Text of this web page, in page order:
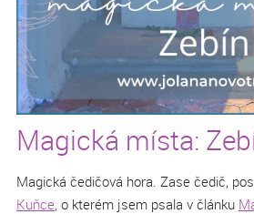
Magická místa:
Magická čedičová hora. Zase čedič,
Kuňce, o kterém jsem psala v článku